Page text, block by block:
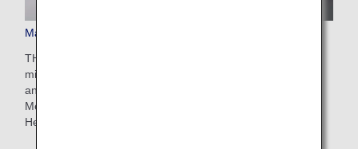
Mahlzeiten und Getränke in der Business Class
THE CONNOISSEURS, eine kulinarische Expertengruppe
mit renommierten Köchen und Profis aus Japan und
anderen Ländern sowie ANA-Köchen, sorgt auf 10.000
Metern Höhe für Ihr leibliches Wohl. Genießen Sie nach
Herzenslust sorgfältig ausgewählte Gerichte und Getränke.